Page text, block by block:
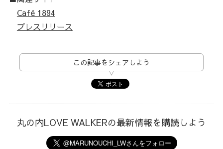
Café 1894
プレスリリース
この記事をシェアしよう
丸の内LOVE WALKERの最新情報を購読しよう